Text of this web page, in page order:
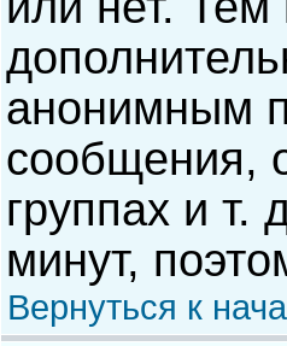
анонимным
сообщения,
группах и т.
минут,
Вернуться к